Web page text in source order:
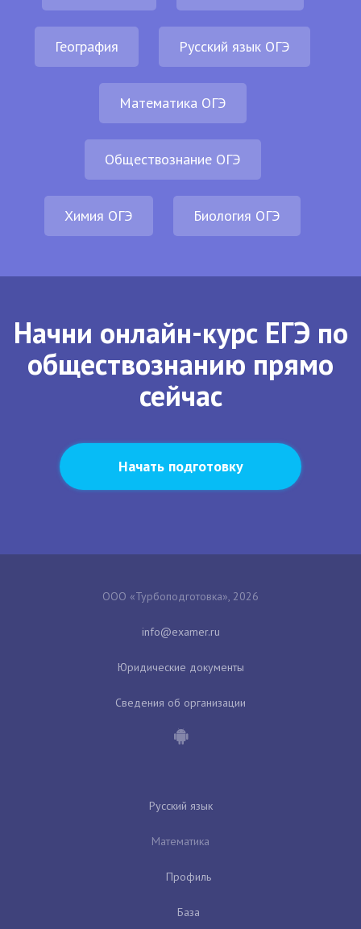
География Русский язык ОГЭ
Математика ОГЭ
Обществознание ОГЭ
Химия ОГЭ Биология ОГЭ
Начни онлайн-курс ЕГЭ по
обществознанию прямо
сейчас
Начать подготовку
ООО «Турбоподготовка», 2026
Юридические документы
Сведения об организации
Русский язык
Математика
Профиль
База